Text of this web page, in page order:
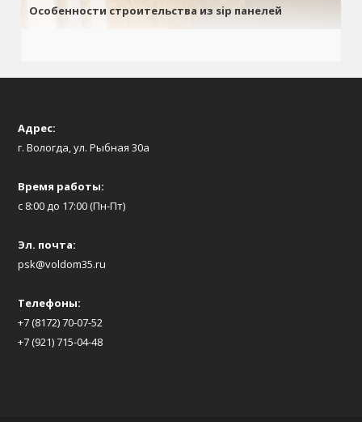
Особенности строительства из sip панелей
Адрес:
г. Вологда, ул. Рыбная 30а
Время работы:
с 8:00 до 17:00 (Пн-Пт)
Эл. почта:
psk@voldom35.ru
Телефоны:
+7 (8172) 70-07-52
+7 (921) 715-04-48